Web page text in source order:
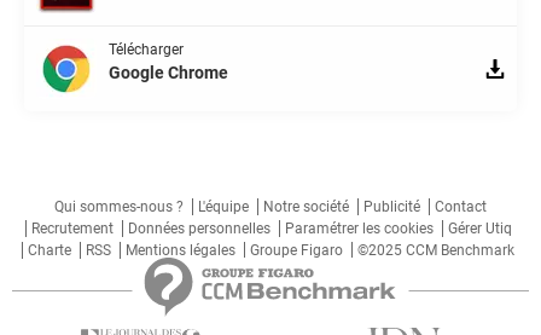
Télécharger
Google Chrome
Qui sommes-nous ? L'équipe Notre société Publicité
Contact
Recrutement
Données personnelles Paramétrer les cookies
Gérer Utiq
Charte
RSS Mentions légales Groupe Figaro ©2025 CCM Benchmark